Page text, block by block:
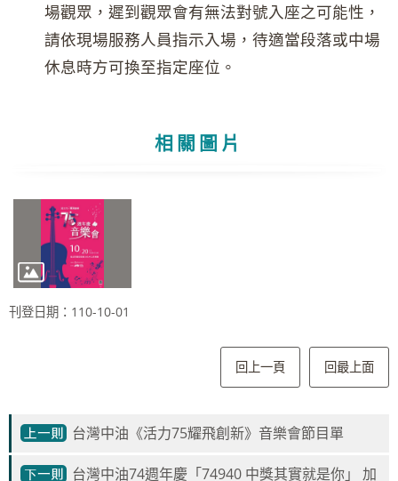
場觀眾，遲到觀眾會有無法對號入座之可能性，
請依現場服務人員指示入場，待適當段落或中場
休息時方可換至指定座位。
相關圖片
刊登日期：110-10-01
回上一頁 回最上面
台灣中油《活力75耀飛創新》音樂會節目單
台灣中油74週年慶「74940 中獎其實就是你」 加